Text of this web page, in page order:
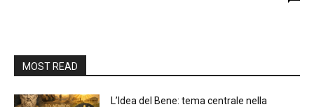
MOST READ
L’Idea del Bene: tema centrale nella